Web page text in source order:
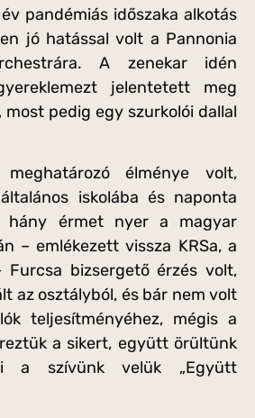
pandémiás időszaka alkotás
jó hatással volt a Pannonia
A zenekar idén
jelentetett meg
most pedig egy szurkolói dallal
meghatározó élménye volt,
iskolába és naponta
hány érmet nyer a magyar
– emlékezett vissza KRSa, a
Furcsa bizsergető érzés volt,
az osztályból, és bár nem volt
teljesítményéhez, mégis a
a sikert, együtt örültünk
a szívünk velük „Együtt